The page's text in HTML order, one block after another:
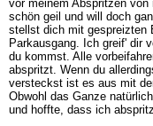
vor meinem Abspritzen
schön geil und will doch
stellst dich mit gespreizten
Parkausgang. Ich greif' dir
du kommst. Alle
abspritzt. Wenn du
versteckst ist es aus mit
Obwohl das Ganze
und hoffte, dass ich